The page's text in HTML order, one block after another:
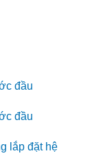
đầu
đầu
lắp đặt hệ